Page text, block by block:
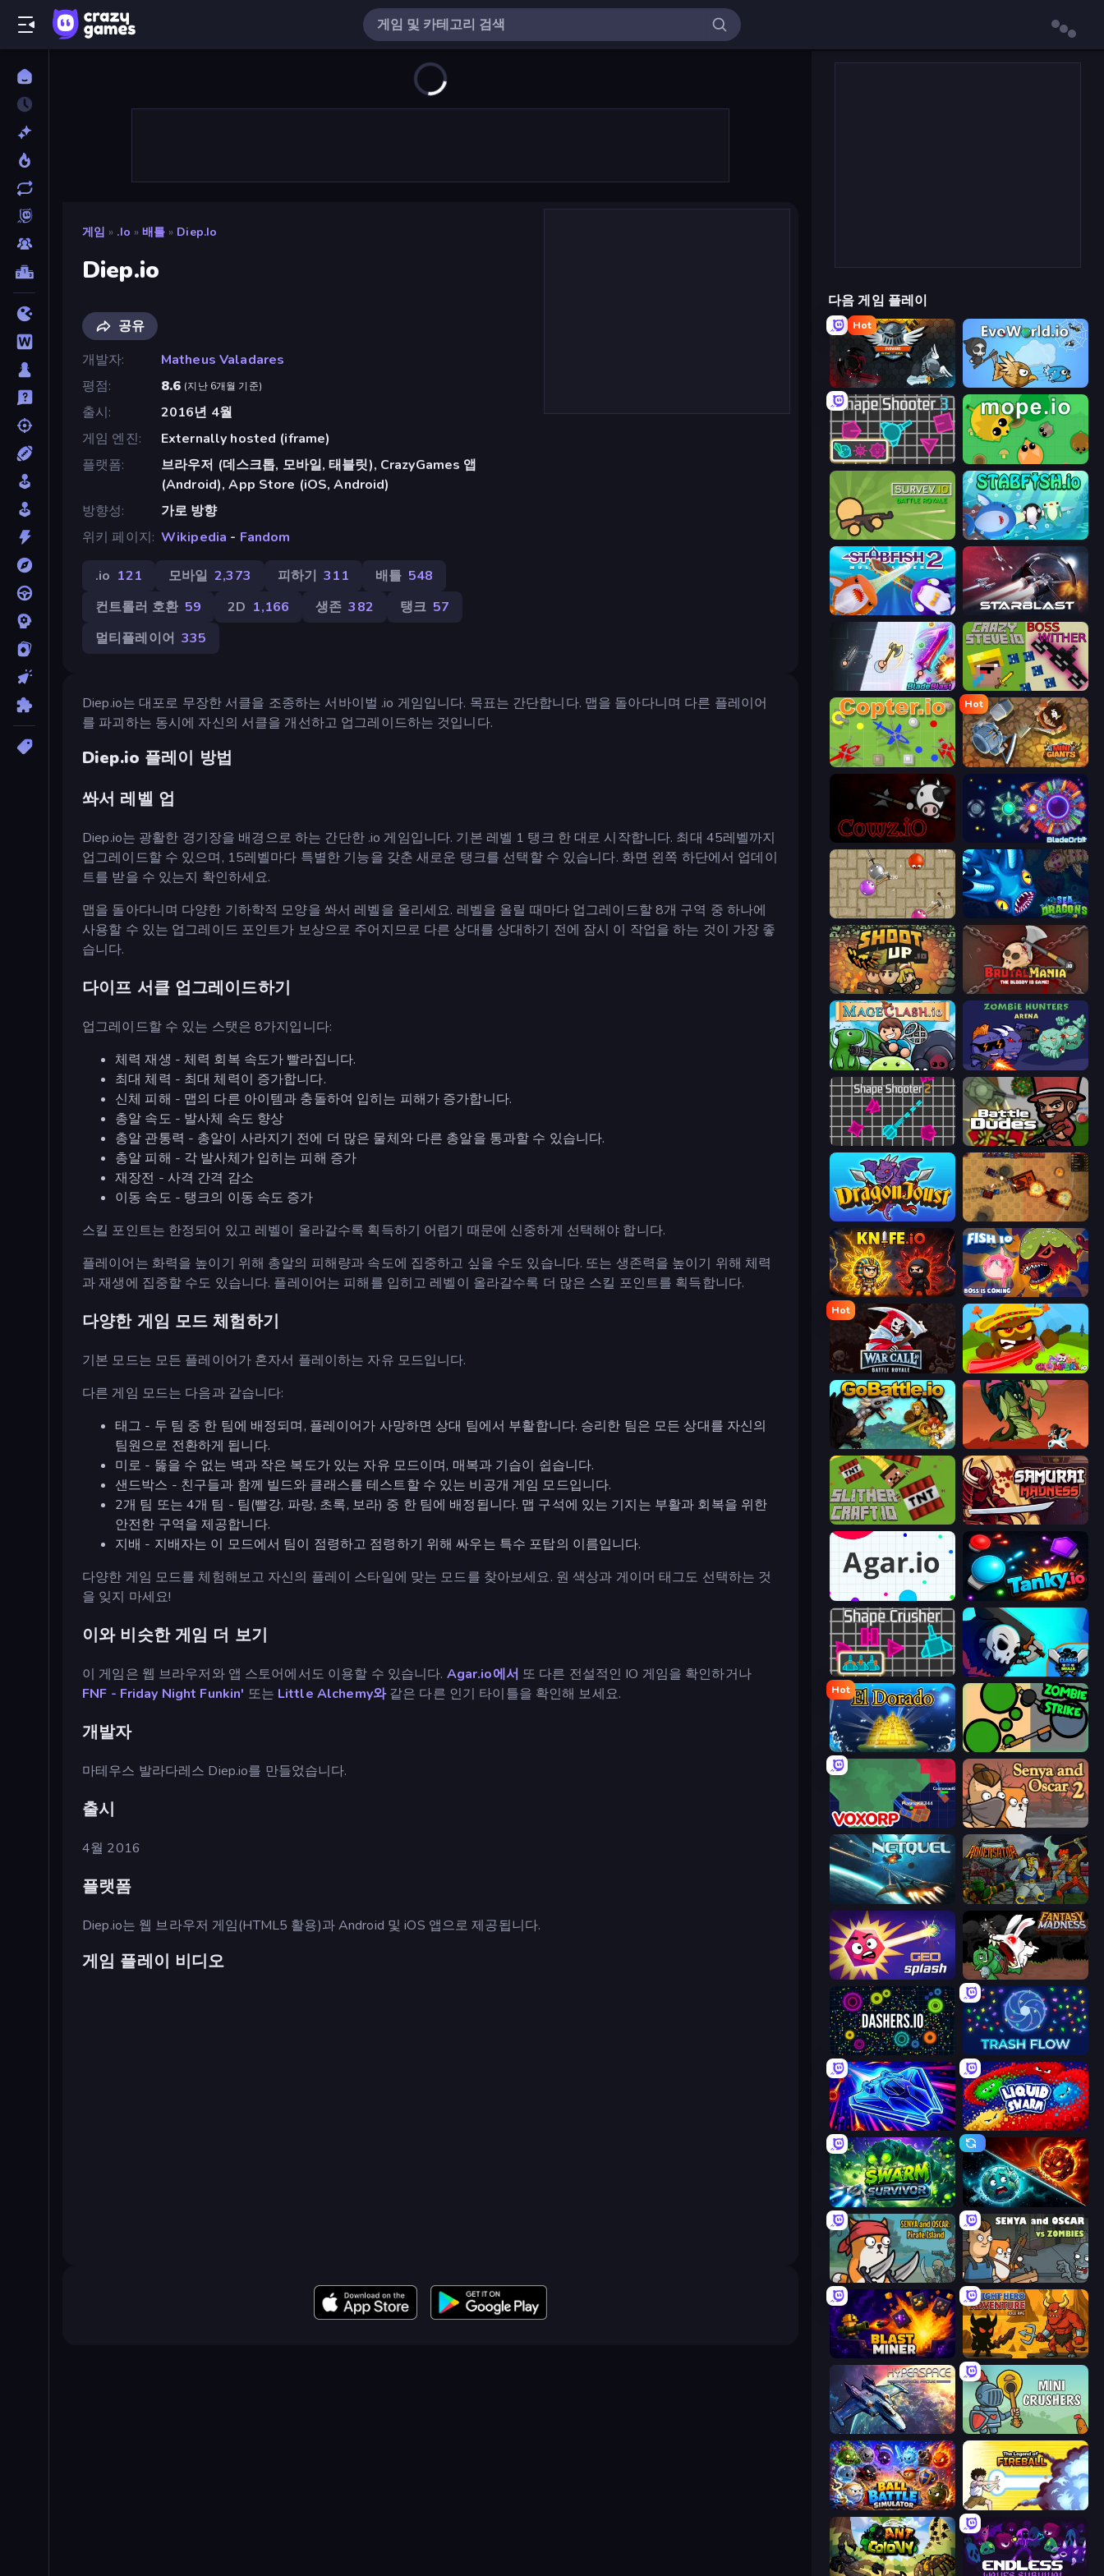
게임 » .io » 배틀 » Diep.io
Diep.io
공유
개발자
Matheus Valadares
평점
8.6 (지난 6개월 기준)
출시
2016년 4월
게임 엔진
Externally hosted (iframe)
플랫폼
브라우저 (데스크톱, 모바일, 태블릿), CrazyGames 앱
(Android), App Store (iOS, Android)
방향성
가로 방향
위키 페이지 Wikipedia - Fandom
.io 121 모바일 2,373 피하기 311 배틀 548
컨트롤러 호환 59 2D 1,166 생존 382 탱크 57
멀티플레이어 335
Diep.io는 대포로 무장한 서클을 조종하는 서바이벌 .io 게임입니다. 목표는 간단합니다. 맵을 돌아다니며 다른 플레이어
를 파괴하는 동시에 자신의 서클을 개선하고 업그레이드하는 것입니다.
Diep.io 플레이 방법
쏴서 레벨 업
Diep.io는 광활한 경기장을 배경으로 하는 간단한 .io 게임입니다. 기본 레벨 1 탱크 한 대로 시작합니다. 최대 45레벨까지
업그레이드할 수 있으며, 15레벨마다 특별한 기능을 갖춘 새로운 탱크를 선택할 수 있습니다. 화면 왼쪽 하단에서 업데이
트를 받을 수 있는지 확인하세요.
맵을 돌아다니며 다양한 기하학적 모양을 쏴서 레벨을 올리세요. 레벨을 올릴 때마다 업그레이드할 8개 구역 중 하나에
사용할 수 있는 업그레이드 포인트가 보상으로 주어지므로 다른 상대를 상대하기 전에 잠시 이 작업을 하는 것이 가장 좋
습니다.
다이프 서클 업그레이드하기
업그레이드할 수 있는 스탯은 8가지입니다:
체력 재생 - 체력 회복 속도가 빨라집니다.
최대 체력 - 최대 체력이 증가합니다.
신체 피해 - 맵의 다른 아이템과 충돌하여 입히는 피해가 증가합니다.
총알 속도 - 발사체 속도 향상
총알 관통력 - 총알이 사라지기 전에 더 많은 물체와 다른 총알을 통과할 수 있습니다.
총알 피해 - 각 발사체가 입히는 피해 증가
재장전 - 사격 간격 감소
이동 속도 - 탱크의 이동 속도 증가
스킬 포인트는 한정되어 있고 레벨이 올라갈수록 획득하기 어렵기 때문에 신중하게 선택해야 합니다.
플레이어는 화력을 높이기 위해 총알의 피해량과 속도에 집중하고 싶을 수도 있습니다. 또는 생존력을 높이기 위해 체력
과 재생에 집중할 수도 있습니다. 플레이어는 피해를 입히고 레벨이 올라갈수록 더 많은 스킬 포인트를 획득합니다.
다양한 게임 모드 체험하기
기본 모드는 모든 플레이어가 혼자서 플레이하는 자유 모드입니다.
다른 게임 모드는 다음과 같습니다:
태그 - 두 팀 중 한 팀에 배정되며, 플레이어가 사망하면 상대 팀에서 부활합니다. 승리한 팀은 모든 상대를 자신의
팀원으로 전환하게 됩니다.
미로 - 뚫을 수 없는 벽과 작은 복도가 있는 자유 모드이며, 매복과 기습이 쉽습니다.
샌드박스 - 친구들과 함께 빌드와 클래스를 테스트할 수 있는 비공개 게임 모드입니다.
2개 팀 또는 4개 팀 - 팀(빨강, 파랑, 초록, 보라) 중 한 팀에 배정됩니다. 맵 구석에 있는 기지는 부활과 회복을 위한
안전한 구역을 제공합니다.
지배 - 지배자는 이 모드에서 팀이 점령하고 점령하기 위해 싸우는 특수 포탑의 이름입니다.
다양한 게임 모드를 체험해보고 자신의 플레이 스타일에 맞는 모드를 찾아보세요. 원 색상과 게이머 태그도 선택하는 것
을 잊지 마세요!
이와 비슷한 게임 더 보기
이 게임은 웹 브라우저와 앱 스토어에서도 이용할 수 있습니다. Agar.io에서 또 다른 전설적인 IO 게임을 확인하거나
FNF - Friday Night Funkin' 또는 Little Alchemy와같은 다른 인기 타이틀을 확인해 보세요.
개발자
마테우스 발라다레스 Diep.io를 만들었습니다.
출시
4월 2016
플랫폼
Diep.io는 웹 브라우저 게임(HTML5 활용)과 Android 및 iOS 앱으로 제공됩니다.
게임 플레이 비디오
다음 게임 플레이
Hot
EvoWars.io
Shape Shooter 3 Mope.io
Survev.io Stabfish.io
Stabfish 2 StarBlast
BladeBlast.io CrazySteve.io
Copter.io
Hot
MiniGiants.io
cowz.io BladeOrbit.io
Balloons.io SeaDragons.io
Shootup.io BrutalMania.io (Brutal Mania)
Mageclash.io Zombie Hunters Online
Shape Shooter 2 BattleDudes.io
Dragon Joust (.io) Tanko.io
Knife.io Fish IO
Hot
WarCall.io Chompers.io
GoBattle.io Monster Impact
SlitherCraft.io Samurai Madness
Agar.io Tanky.io
Shape Crusher Clash of Skulls
Hot
El Dorado Lite ZombieStrike
Voxorp Senya and Oscar 2
Netquel Adversator
GEOsplash Fantasy Madness
Dashers.io Trash Flow
Stellar Swarm Liquid Swarm
Swarm Survivor PlanetCrush 2
Senya and Oscar: Pirate Island Senya and Oscar vs Zombies
Blast Miner Knight Hero Adventure Idle RPG
Hyperspace: Quantum Fracture Mini Crushers
Ball Battle Simulator Legend Of Fireball